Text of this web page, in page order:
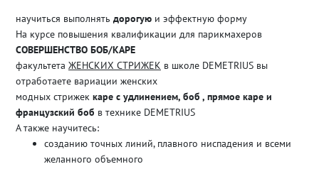
научиться выполнять дорогую и эффектную форму
На курсе повышения квалификации для парикмахеров
СОВЕРШЕНСТВО БОБ/КАРЕ
факультета ЖЕНСКИХ СТРИЖЕК в школе DEMETRIUS вы
отработаете вариации женских
модных стрижек каре с удлинением, боб , прямое каре и
французский боб в технике DEMETRIUS
А также научитесь:
созданию точных линий, плавного ниспадения и всеми
желанного объемного